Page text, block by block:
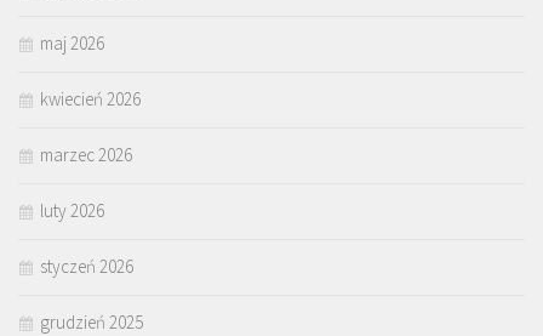
maj 2026
kwiecień 2026
marzec 2026
luty 2026
styczeń 2026
grudzień 2025